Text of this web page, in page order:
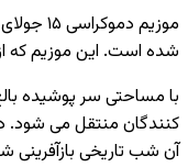
موزیم دموکراسی ۱۵
شده است. این موزیم که
با مساحتی سر پوشیده
کنندگان منتقل می ‌شود.
آن شب تاریخی